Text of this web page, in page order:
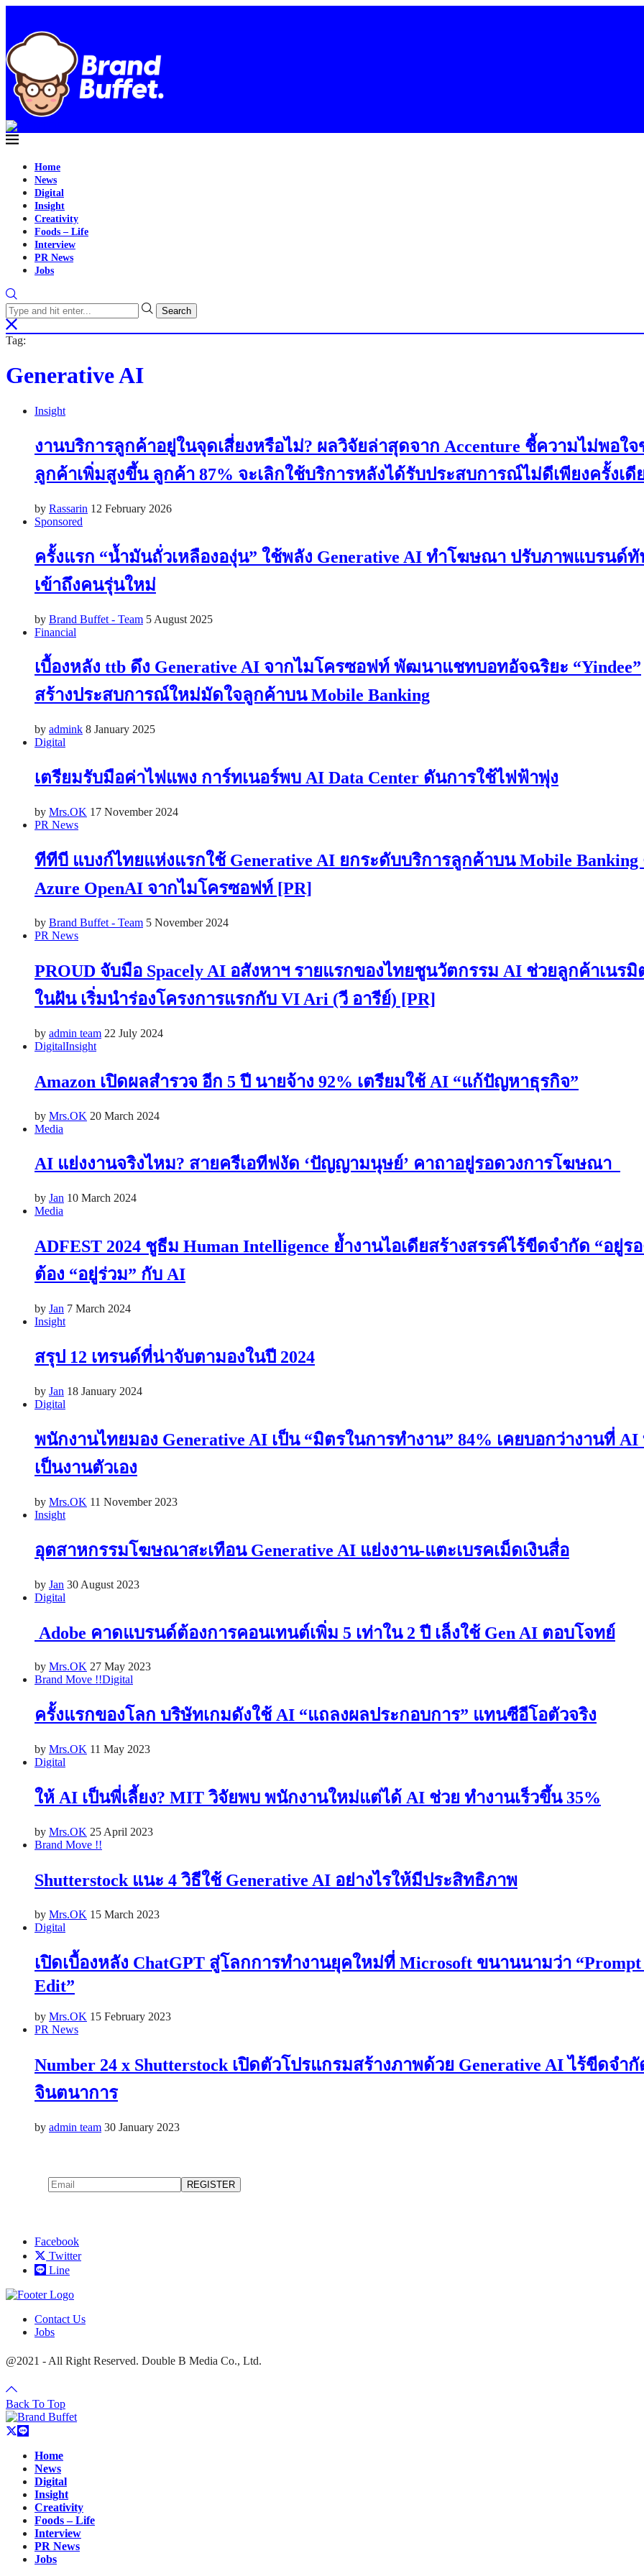
Home
News
Digital
Insight
Creativity
Foods – Life
Interview
PR News
Jobs
Search
Tag:
Generative AI
Insight
งานบริการลูกค้าอยู่ในจุดเสี่ยงหรือไม่? ผลวิจัยล่าสุดจาก Accenture ชี้ความไม่พอใจ
ลูกค้าเพิ่มสูงขึ้น ลูกค้า 87% จะเลิกใช้บริการหลังได้รับประสบการณ์ไม่ดีเพียงครั้งเดี
by Rassarin 12 February 2026
Sponsored
ครั้งแรก “น้ำมันถั่วเหลืององุ่น” ใช้พลัง Generative AI ทำโฆษณา ปรับภาพแบรนด์
เข้าถึงคนรุ่นใหม่
by Brand Buffet - Team 5 August 2025
Financial
เบื้องหลัง ttb ดึง Generative AI จากไมโครซอฟท์ พัฒนาแชทบอทอัจฉริยะ “Yindee”
สร้างประสบการณ์ใหม่มัดใจลูกค้าบน Mobile Banking
by admink 8 January 2025
Digital
เตรียมรับมือค่าไฟแพง การ์ทเนอร์พบ AI Data Center ดันการใช้ไฟฟ้าพุ่ง
by Mrs.OK 17 November 2024
PR News
ทีทีบี แบงก์ไทยแห่งแรกใช้ Generative AI ยกระดับบริการลูกค้าบน Mobile Banking
Azure OpenAI จากไมโครซอฟท์ [PR]
by Brand Buffet - Team 5 November 2024
PR News
PROUD จับมือ Spacely AI อสังหาฯ รายแรกของไทยชูนวัตกรรม AI ช่วยลูกค้าเนร
ในฝัน เริ่มนำร่องโครงการแรกกับ VI Ari (วี อารีย์) [PR]
by admin team 22 July 2024
DigitalInsight
Amazon เปิดผลสำรวจ อีก 5 ปี นายจ้าง 92% เตรียมใช้ AI “แก้ปัญหาธุรกิจ”
by Mrs.OK 20 March 2024
Media
AI แย่งงานจริงไหม? สายครีเอทีฟงัด ‘ปัญญามนุษย์’ คาถาอยู่รอดวงการโฆษณา
by Jan 10 March 2024
Media
ADFEST 2024 ชูธีม Human Intelligence ย้ำงานไอเดียสร้างสรรค์ไร้ขีดจำกัด “อยู่ร
ต้อง “อยู่ร่วม” กับ AI
by Jan 7 March 2024
Insight
สรุป 12 เทรนด์ที่น่าจับตามองในปี 2024
by Jan 18 January 2024
Digital
พนักงานไทยมอง Generative AI เป็น “มิตรในการทำงาน” 84% เคยบอกว่างานที่ AI
เป็นงานตัวเอง
by Mrs.OK 11 November 2023
Insight
อุตสาหกรรมโฆษณาสะเทือน Generative AI แย่งงาน-แตะเบรคเม็ดเงินสื่อ
by Jan 30 August 2023
Digital
Adobe คาดแบรนด์ต้องการคอนเทนต์เพิ่ม 5 เท่าใน 2 ปี เล็งใช้ Gen AI ตอบโจทย์
by Mrs.OK 27 May 2023
Brand Move !!Digital
ครั้งแรกของโลก บริษัทเกมดังใช้ AI “แถลงผลประกอบการ” แทนซีอีโอตัวจริง
by Mrs.OK 11 May 2023
Digital
ให้ AI เป็นพี่เลี้ยง? MIT วิจัยพบ พนักงานใหม่แต่ได้ AI ช่วย ทำงานเร็วขึ้น 35%
by Mrs.OK 25 April 2023
Brand Move !!
Shutterstock แนะ 4 วิธีใช้ Generative AI อย่างไรให้มีประสิทธิภาพ
by Mrs.OK 15 March 2023
Digital
เปิดเบื้องหลัง ChatGPT สู่โลกการทำงานยุคใหม่ที่ Microsoft ขนานนามว่า
Edit”
by Mrs.OK 15 February 2023
PR News
Number 24 x Shutterstock เปิดตัวโปรแกรมสร้างภาพด้วย Generative AI ไร้ขีดจำ
จินตนาการ
by admin team 30 January 2023
Facebook
Twitter
Line
Contact Us
Jobs
@2021 - All Right Reserved. Double B Media Co., Ltd.
Back To Top
Home
News
Digital
Insight
Creativity
Foods – Life
Interview
PR News
Jobs